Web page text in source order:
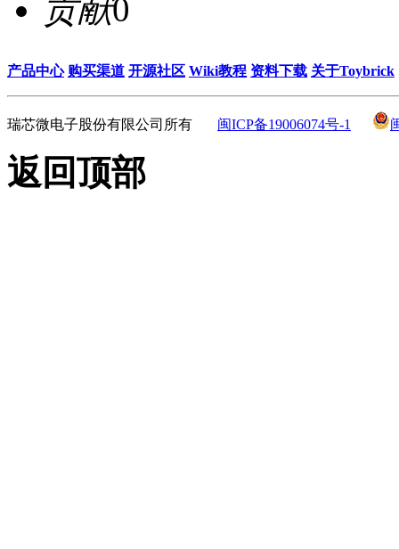
贡献0
产品中心 购买渠道 开源社区 Wiki教程 资料下载 关于Toybrick
瑞芯微电子股份有限公司所有 闽ICP备19006074号-1
返回顶部